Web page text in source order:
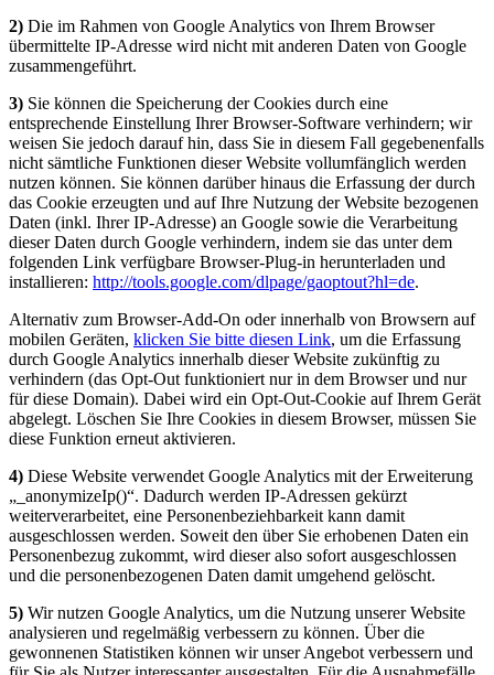
2) Die im Rahmen von Google Analytics von Ihrem Browser
übermittelte IP-Adresse wird nicht mit anderen Daten von Google
zusammengeführt.
3) Sie können die Speicherung der Cookies durch eine
entsprechende Einstellung Ihrer Browser-Software verhindern; wir
weisen Sie jedoch darauf hin, dass Sie in diesem Fall gegebenenfalls
nicht sämtliche Funktionen dieser Website vollumfänglich werden
nutzen können. Sie können darüber hinaus die Erfassung der durch
das Cookie erzeugten und auf Ihre Nutzung der Website bezogenen
Daten (inkl. Ihrer IP-Adresse) an Google sowie die Verarbeitung
dieser Daten durch Google verhindern, indem sie das unter dem
folgenden Link verfügbare Browser-Plug-in herunterladen und
installieren: http://tools.google.com/dlpage/gaoptout?hl=de.
Alternativ zum Browser-Add-On oder innerhalb von Browsern auf
mobilen Geräten, klicken Sie bitte diesen Link, um die Erfassung
durch Google Analytics innerhalb dieser Website zukünftig zu
verhindern (das Opt-Out funktioniert nur in dem Browser und nur
für diese Domain). Dabei wird ein Opt-Out-Cookie auf Ihrem Gerät
abgelegt. Löschen Sie Ihre Cookies in diesem Browser, müssen Sie
diese Funktion erneut aktivieren.
4) Diese Website verwendet Google Analytics mit der Erweiterung
„_anonymizeIp()“. Dadurch werden IP-Adressen gekürzt
weiterverarbeitet, eine Personenbeziehbarkeit kann damit
ausgeschlossen werden. Soweit den über Sie erhobenen Daten ein
Personenbezug zukommt, wird dieser also sofort ausgeschlossen
und die personenbezogenen Daten damit umgehend gelöscht.
5) Wir nutzen Google Analytics, um die Nutzung unserer Website
analysieren und regelmäßig verbessern zu können. Über die
gewonnenen Statistiken können wir unser Angebot verbessern und